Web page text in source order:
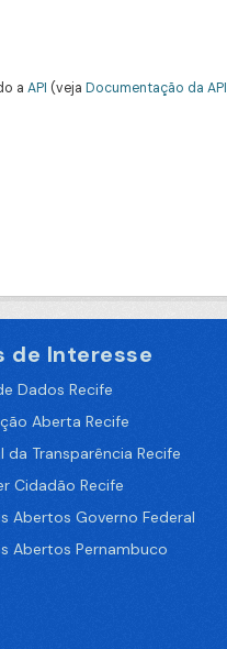
a API (veja Documentação da API
de Interesse
Dados Recife
Aberta Recife
da Transparência Recife
Cidadão Recife
Abertos Governo Federal
Abertos Pernambuco